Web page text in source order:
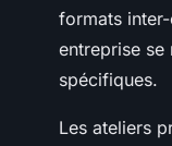
formats
entreprise se
spécifiques.
Les ateliers